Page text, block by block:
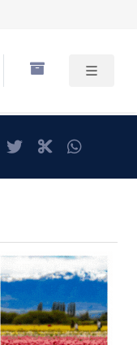
instagram
twitterRadioCut